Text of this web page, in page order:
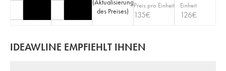
(Aktualisierung
des Preises)
Preis pro Einheit
135€
Einheit
126€
IDEAWLINE EMPFIEHLT IHNEN